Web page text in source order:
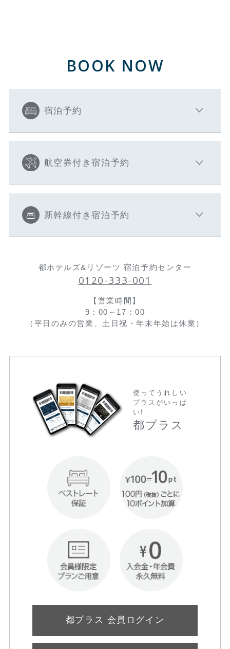
BOOK NOW
宿泊予約
航空券付き宿泊予約
新幹線付き宿泊予約
都ホテルズ&リゾーツ 宿泊予約センター
0120-333-001
【営業時間】
9：00～17：00
（平日のみの営業、土日祝・年末年始は休業）
使ってうれしい
プラスがいっぱ
い!
都プラス
都プラス 会員ログイン